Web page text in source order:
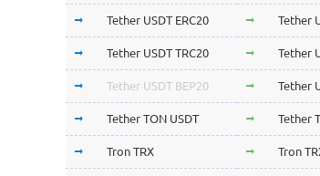
Tether USDT ERC20 Tether
Tether USDT TRC20 Tether
Tether USDT BEP20 Tether
Tether TON USDT Tether
Tron TRX Tron